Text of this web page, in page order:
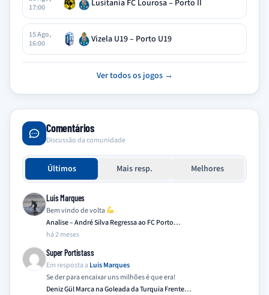
17:00
Lusitania FC Lourosa – Porto II
15 Ago,
16:00
Vizela U19 – Porto U19
Ver todos os jogos →
Comentários
Discussão da comunidade
Últimos Mais resp. Melhores
Luis Marques
Bem vindo de volta
Analise – André Silva Regressa ao FC Porto…
há 2 meses
Super Portistass
Em resposta a Luis Marques
Se der para encaixar uns milhões é que era!
Deniz Gül Marca na Goleada da Turquia Frente…